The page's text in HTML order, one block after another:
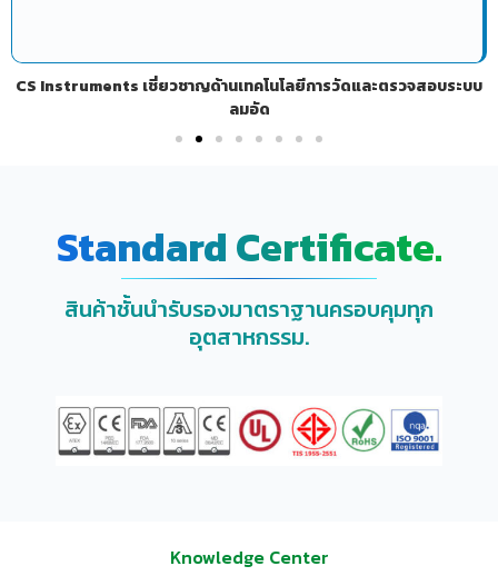
CS Instruments เชี่ยวชาญด้านเทคโนโลยีการวัดและตรวจสอบระบบ
ลมอัด
Standard Certificate.
สินค้าชั้นนำรับรองมาตราฐานครอบคุมทุก
อุตสาหกรรม.
Knowledge Center